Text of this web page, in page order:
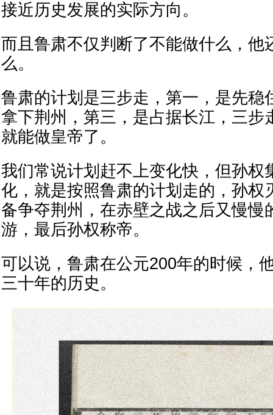
接近历史发展的实际方向。
而且鲁肃不仅判断了不能做什么，他
么。
鲁肃的计划是三步走，第一，是先稳
拿下荆州，第三，是占据长江，三步
就能做皇帝了。
我们常说计划赶不上变化快，但孙权
化，就是按照鲁肃的计划走的，孙权
备争夺荆州，在赤壁之战之后又慢慢
游，最后孙权称帝。
可以说，鲁肃在公元200年的时候，
三十年的历史。